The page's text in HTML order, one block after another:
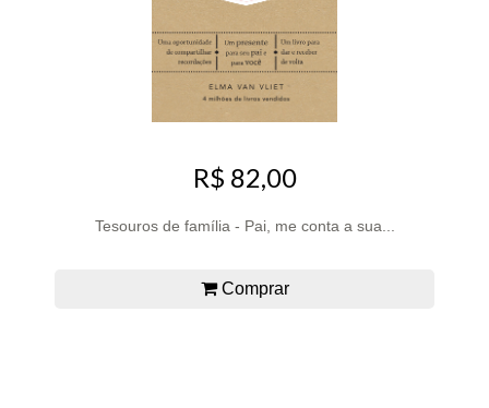
R$ 82,00
Tesouros de família - Pai, me conta a sua...
Comprar